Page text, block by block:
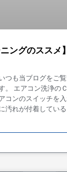
ニングのススメ
つも当ブログをご
。 エアコン洗浄の
コンのスイッチを
汚れが付着してい